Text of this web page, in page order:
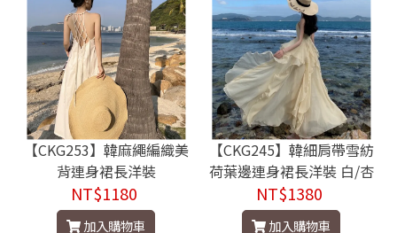
【CKG253】韓麻繩編織美
背連身裙長洋裝
NT$1180
加入購物車
【CKG245】韓細肩帶雪紡
荷葉邊連身裙長洋裝 白/杏
NT$1380
加入購物車